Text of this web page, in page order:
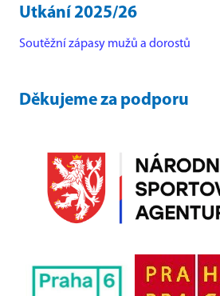
Utkání 2025/26
Soutěžní zápasy mužů a dorostů
Děkujeme za podporu